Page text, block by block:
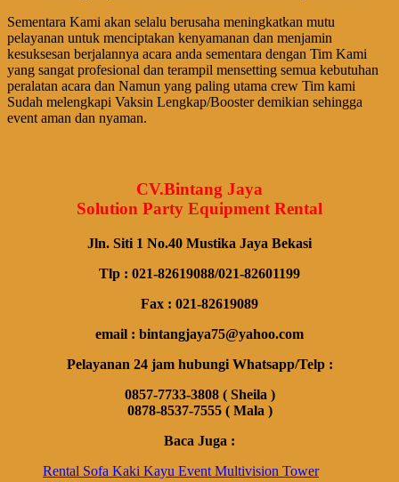
Sementara Kami akan selalu berusaha meningkatkan mutu
pelayanan untuk menciptakan kenyamanan dan menjamin
kesuksesan berjalannya acara anda sementara dengan Tim Kami
yang sangat profesional dan terampil mensetting semua kebutuhan
peralatan acara dan Namun yang paling utama crew Tim kami
Sudah melengkapi Vaksin Lengkap/Booster demikian sehingga
event aman dan nyaman.
CV.Bintang Jaya
Solution Party Equipment Rental
Jln. Siti 1 No.40 Mustika Jaya Bekasi
Tlp : 021-82619088/021-82601199
Fax : 021-82619089
email : bintangjaya75@yahoo.com
Pelayanan 24 jam hubungi Whatsapp/Telp :
0857-7733-3808 ( Sheila )
0878-8537-7555 ( Mala )
Baca Juga :
Rental Sofa Kaki Kayu Event Multivision Tower